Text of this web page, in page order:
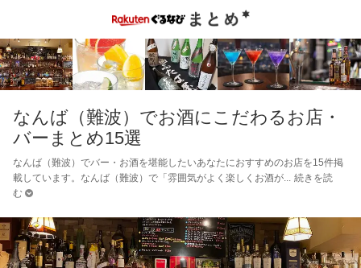
なんば（難波）でお酒にこだわるお店・
バーまとめ15選
なんば（難波）でバー・お酒を堪能したいあなたにおすすめのお店を15件掲
載しています。なんば（難波）で「雰囲気がよく楽しくお酒が
続きを読
む